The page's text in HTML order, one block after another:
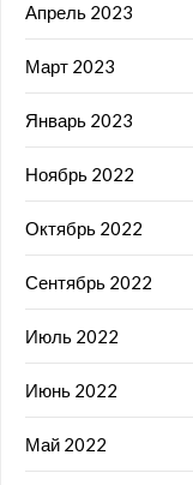
Апрель 2023
Март 2023
Январь 2023
Ноябрь 2022
Октябрь 2022
Сентябрь 2022
Июль 2022
Июнь 2022
Май 2022